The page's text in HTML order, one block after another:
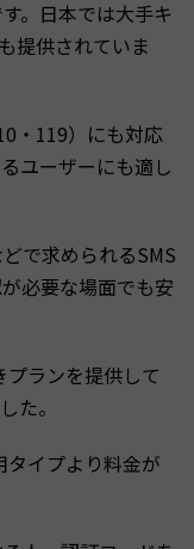
。日本では大手キ
提供されていま
・119）にも対応
ユーザーにも適し
で求められるSMS
必要な場面でも安
ランを提供して
た。
タイプより料金が